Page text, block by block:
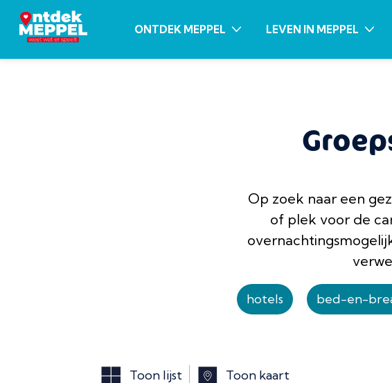
ONTDEK MEPPEL LEVEN IN MEPPEL
Op zoek naar een
of plek voor de
hotels bed-en-
Toon lijst Toon kaart